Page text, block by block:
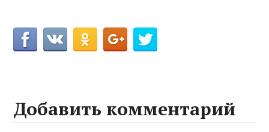
Добавить комментарий